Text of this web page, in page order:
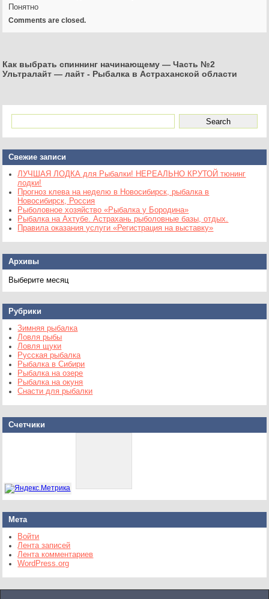
Понятно
Comments are closed.
Как выбрать спиннинг начинающему — Часть №2
Ультралайт — лайт - Рыбалка в Астраханской области
Свежие записи
ЛУЧШАЯ ЛОДКА для Рыбалки! НЕРЕАЛЬНО КРУТОЙ тюнинг
лодки!
Прогноз клева на неделю в Новосибирск, рыбалка в
Новосибирск, Россия
Рыболовное хозяйство «Рыбалка у Бородина»
Рыбалка на Ахтубе. Астрахань рыболовные базы, отдых.
Правила оказания услуги «Регистрация на выставку»
Архивы
Архивы
Рубрики
Зимняя рыбалка
Ловля рыбы
Ловля щуки
Русская рыбалка
Рыбалка в Сибири
Рыбалка на озере
Рыбалка на окуня
Снасти для рыбалки
Счетчики
Мета
Войти
Лента записей
Лента комментариев
WordPress.org